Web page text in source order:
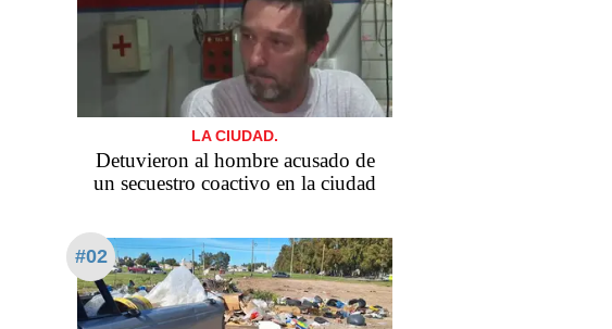
LA CIUDAD.
Detuvieron al hombre acusado de
un secuestro coactivo en la ciudad
#02